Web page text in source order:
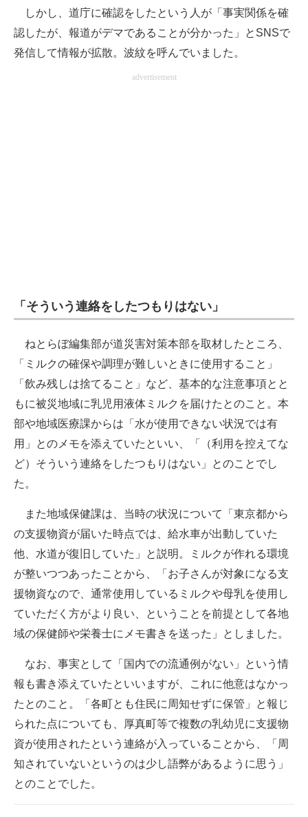
しかし、道庁に確認をしたという人が「事実関係を確
認したが、報道がデマであることが分かった」とSNSで
発信して情報が拡散。波紋を呼んでいました。
advertisement
「そういう連絡をしたつもりはない」
ねとらぼ編集部が道災害対策本部を取材したところ、
「ミルクの確保や調理が難しいときに使用すること」
「飲み残しは捨てること」など、基本的な注意事項とと
もに被災地域に乳児用液体ミルクを届けたとのこと。本
部や地域医療課からは「水が使用できない状況では有
用」とのメモを添えていたといい、「（利用を控えてな
ど）そういう連絡をしたつもりはない」とのことでし
た。
また地域保健課は、当時の状況について「東京都から
の支援物資が届いた時点では、給水車が出動していた
他、水道が復旧していた」と説明。ミルクが作れる環境
が整いつつあったことから、「お子さんが対象になる支
援物資なので、通常使用しているミルクや母乳を使用し
ていただく方がより良い、ということを前提として各地
域の保健師や栄養士にメモ書きを送った」としました。
なお、事実として「国内での流通例がない」という情
報も書き添えていたといいますが、これに他意はなかっ
たとのこと。「各町とも住民に周知せずに保管」と報じ
られた点についても、厚真町等で複数の乳幼児に支援物
資が使用されたという連絡が入っていることから、「周
知されていないというのは少し語弊があるように思う」
とのことでした。